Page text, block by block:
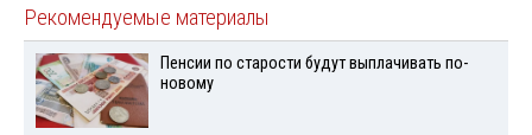
Рекомендуемые материалы
Пенсии по старости будут выплачивать по-
новому